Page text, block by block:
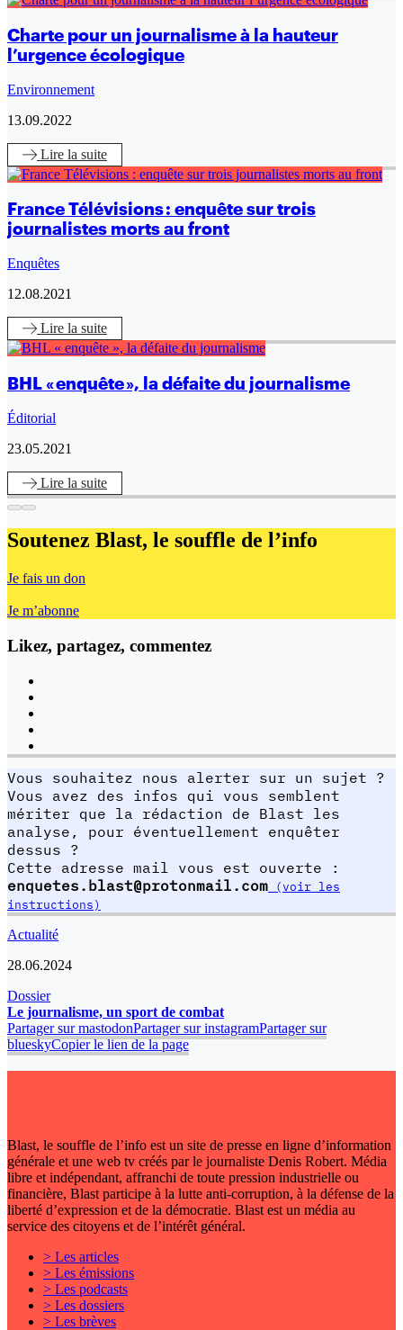
Charte pour un journalisme à la hauteur
l’urgence écologique
Environnement
13.09.2022
Lire la suite
France Télévisions : enquête sur trois
journalistes morts au front
Enquêtes
12.08.2021
Lire la suite
BHL « enquête », la défaite du journalisme
Éditorial
23.05.2021
Lire la suite
Soutenez Blast, le souffle de l’info
Je fais un don
Je m’abonne
Likez, partagez, commentez
Vous souhaitez nous alerter sur un sujet ?
Vous avez des infos qui vous semblent
mériter que la rédaction de Blast les
analyse, pour éventuellement enquêter
dessus ?
Cette adresse mail vous est ouverte :
enquetes.blast@protonmail.com (voir les
instructions)
Actualité
28.06.2024
Dossier
Le journalisme, un sport de combat
Partager sur mastodonPartager sur instagramPartager sur
blueskyCopier le lien de la page
Blast, le souffle de l’info est un site de presse en ligne d’information
générale et une web tv créés par le journaliste Denis Robert. Média
libre et indépendant, affranchi de toute pression industrielle ou
financière, Blast participe à la lutte anti-corruption, à la défense de la
liberté d’expression et de la démocratie. Blast est un média au
service des citoyens et de l’intérêt général.
> Les articles
> Les émissions
> Les podcasts
> Les dossiers
> Les brèves